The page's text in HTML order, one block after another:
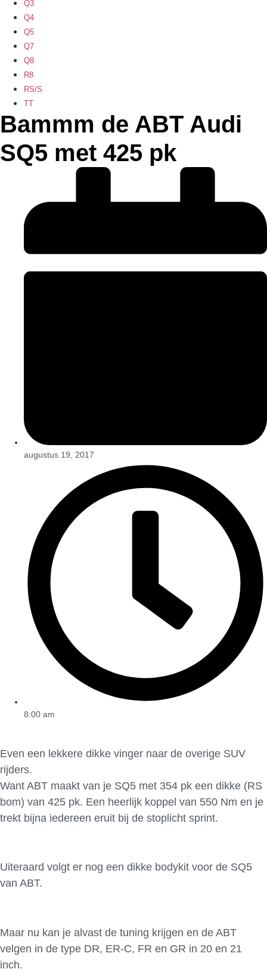
Q3
Q4
Q5
Q7
Q8
R8
RS/S
TT
Bammm de ABT Audi
SQ5 met 425 pk
augustus 19, 2017
8:00 am
Even een lekkere dikke vinger naar de overige SUV
rijders.
Want ABT maakt van je SQ5 met 354 pk een dikke (RS
bom) van 425 pk. Een heerlijk koppel van 550 Nm en je
trekt bijna iedereen eruit bij de stoplicht sprint.
Uiteraard volgt er nog een dikke bodykit voor de SQ5
van ABT.
Maar nu kan je alvast de tuning krijgen en de ABT
velgen in de type DR, ER-C, FR en GR in 20 en 21
inch.